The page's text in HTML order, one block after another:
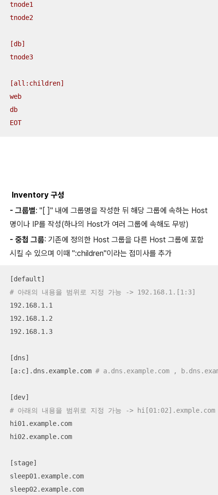
tnode1
tnode2
[db]
tnode3
[all:children]
web
db
EOT
Inventory 구성
- 그룹별: "[ ]" 내에 그룹명을 작성한 뒤 해당 그룹에 속하는 Host
명이나 IP를 작성(하나의 Host가 여러 그룹에 속해도 무방)
- 중첩 그룹: 기존에 정의한 Host 그룹을 다른 Host 그룹에 포함
시킬 수 있으며 이때 ":children"이라는 접미사를 추가
# 아래의 내용을 범위로 지정 가능 -> 192.168.1.[1:3]
192.168.1.1
192.168.1.2
192.168.1.3
[dns]
[a:c].dns.example.com # a.dns.example.com ,
# 아래의 내용을 범위로 지정 가능 -> hi[01:02].exmple.com
hi01.example.com
hi02.example.com
[stage]
sleep01.example.com
sleep02.example.com